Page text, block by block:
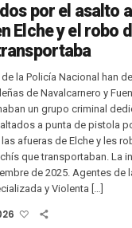
por el asalto
Elche y el robo
la Policía Nacional han
de Navalcarnero y
un grupo criminal
a punta de pistola
afueras de Elche y les
que transportaban. La
de 2025. Agentes de
y Violenta […]